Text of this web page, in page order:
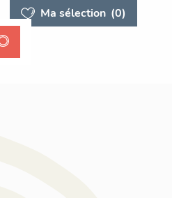
Ma sélection (0)